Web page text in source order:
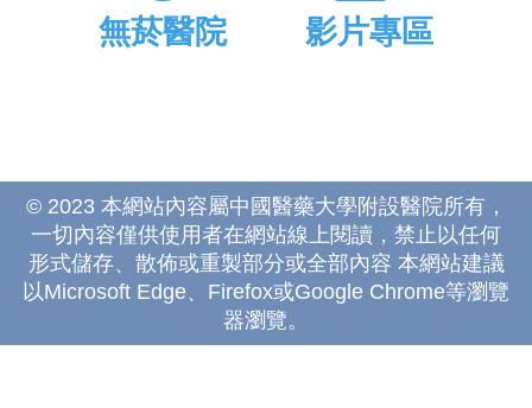
無菸醫院 影片專區
© 2023 本網站內容屬中國醫藥大學附設醫院所有，
一切內容僅供使用者在網站線上閱讀，禁止以任何
形式儲存、散佈或重製部分或全部內容 本網站建議
以Microsoft Edge、Firefox或Google Chrome等瀏覽
器瀏覽。